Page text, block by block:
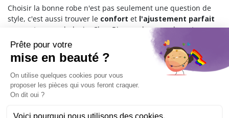
Choisir la bonne robe n'est pas seulement une question de
style, c'est aussi trouver le confort et l'ajustement parfait
pour votre morphologie. Chez Rigazo, chaque robe est
soigneusement conçue pour garantir non seulement un
séduisantmais aussi unconfort optimal, vous permettant
de vous exprimer librement et avec assurance, tout au long
de la journée. Nos robes allient design moderne et tissus de
qualité, offrant à la foisdurabilitéet une